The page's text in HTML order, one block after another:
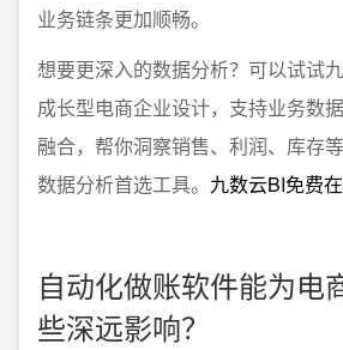
业务链条更加顺畅。
想要更深入的数据分析？可以试试
成长型电商企业设计，支持业务数
融合，帮你洞察销售、利润、库存
数据分析首选工具。 九数云BI免费
自动化做账软件能为电
些深远影响？